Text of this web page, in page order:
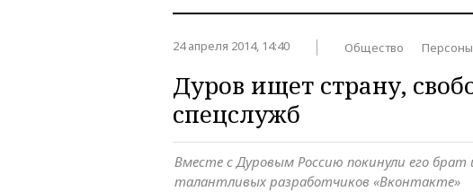
24 апреля 2014, 14:40 Общество Персоны
Дуров ищет страну,
спецслужб
Вместе с Дуровым Россию покинули его брат
талантливых разработчиков «Вконтакте»